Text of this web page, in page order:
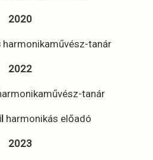
2020
harmonikaművész-tanár
2022
tanár
harmonikás előadó
2023